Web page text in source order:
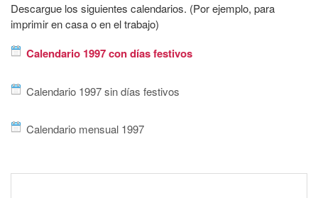
Descargue los siguientes calendarios. (Por ejemplo, para
imprimir en casa o en el trabajo)
Calendario 1997 con días festivos
Calendario 1997 sin días festivos
Calendario mensual 1997